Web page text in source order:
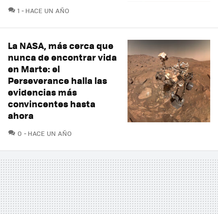
1 COMENTARIOS
HACE UN AÑO
La NASA, más cerca que
nunca de encontrar vida
en Marte: el
Perseverance halla las
evidencias más
convincentes hasta
ahora
0 COMENTARIOS
HACE UN AÑO